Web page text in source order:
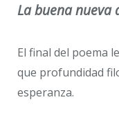
La buena nueva
El final del poema
que profundidad
esperanza.